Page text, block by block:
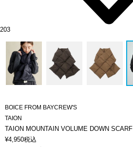
203
BOICE FROM BAYCREW'S
TAION
TAION MOUNTAIN VOLUME DOWN SCARF
¥4,950税込